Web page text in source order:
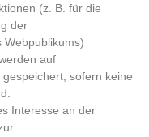
(z. B. für die
der
Webpublikums)
auf
sofern keine
Interesse an der